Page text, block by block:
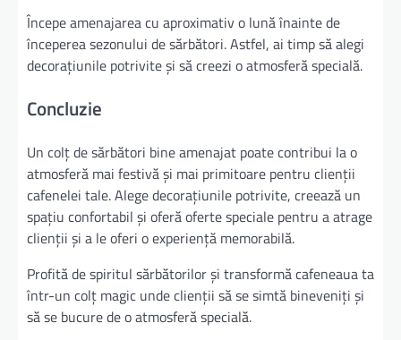
Începe amenajarea cu aproximativ o lună înainte de
începerea sezonului de sărbători. Astfel, ai timp să alegi
decorațiunile potrivite și să creezi o atmosferă specială.
Concluzie
Un colț de sărbători bine amenajat poate contribui la o
atmosferă mai festivă și mai primitoare pentru clienții
cafenelei tale. Alege decorațiunile potrivite, creează un
spațiu confortabil și oferă oferte speciale pentru a atrage
clienții și a le oferi o experiență memorabilă.
Profită de spiritul sărbătorilor și transformă cafeneaua ta
într-un colț magic unde clienții să se simtă bineveniți și
să se bucure de o atmosferă specială.